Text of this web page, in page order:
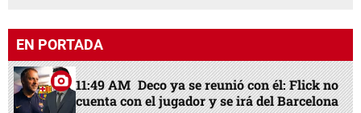
EN PORTADA
11:49 AM Deco ya se reunió con él: Flick no
cuenta con el jugador y se irá del Barcelona